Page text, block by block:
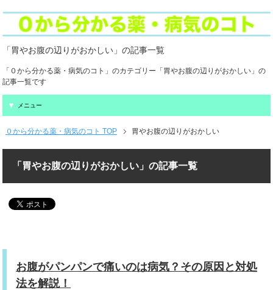
「胃やお腹の辺りがおかしい」の記事一覧
「０から分かる薬・病気のコト」のカテゴリー「胃やお腹の辺りがおかしい」の
記事一覧です
メニュー
０から分かる薬・病気のコト TOP 胃やお腹の辺りがおかしい
「胃やお腹の辺りがおかしい」の記事一覧
お腹がパンパンで痛いのは病気？その原因と対処
法を解説！